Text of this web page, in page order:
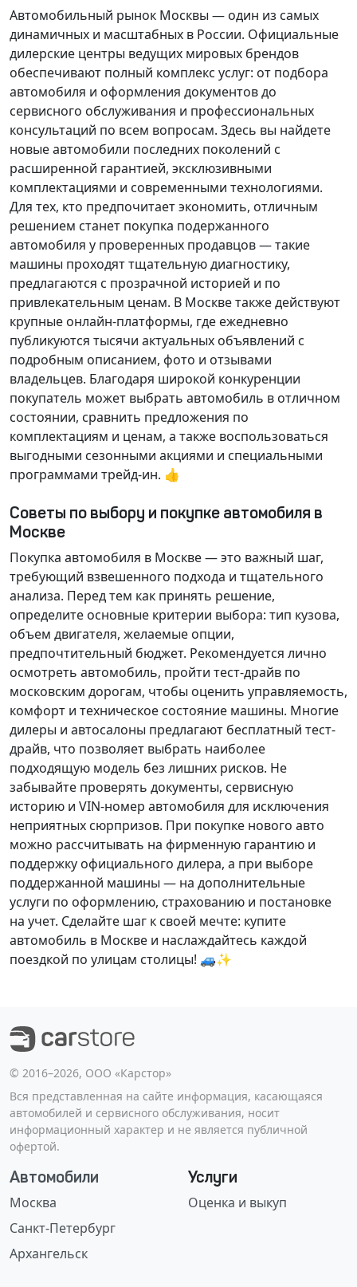
Автомобильный рынок Москвы — один из самых
динамичных и масштабных в России. Официальные
дилерские центры ведущих мировых брендов
обеспечивают полный комплекс услуг: от подбора
автомобиля и оформления документов до
сервисного обслуживания и профессиональных
консультаций по всем вопросам. Здесь вы найдете
новые автомобили последних поколений с
расширенной гарантией, эксклюзивными
комплектациями и современными технологиями.
Для тех, кто предпочитает экономить, отличным
решением станет покупка подержанного
автомобиля у проверенных продавцов — такие
машины проходят тщательную диагностику,
предлагаются с прозрачной историей и по
привлекательным ценам. В Москве также действуют
крупные онлайн-платформы, где ежедневно
публикуются тысячи актуальных объявлений с
подробным описанием, фото и отзывами
владельцев. Благодаря широкой конкуренции
покупатель может выбрать автомобиль в отличном
состоянии, сравнить предложения по
комплектациям и ценам, а также воспользоваться
выгодными сезонными акциями и специальными
программами трейд-ин. 👍
Советы по выбору и покупке автомобиля в
Москве
Покупка автомобиля в Москве — это важный шаг,
требующий взвешенного подхода и тщательного
анализа. Перед тем как принять решение,
определите основные критерии выбора: тип кузова,
объем двигателя, желаемые опции,
предпочтительный бюджет. Рекомендуется лично
осмотреть автомобиль, пройти тест-драйв по
московским дорогам, чтобы оценить управляемость,
комфорт и техническое состояние машины. Многие
дилеры и автосалоны предлагают бесплатный тест-
драйв, что позволяет выбрать наиболее
подходящую модель без лишних рисков. Не
забывайте проверять документы, сервисную
историю и VIN-номер автомобиля для исключения
неприятных сюрпризов. При покупке нового авто
можно рассчитывать на фирменную гарантию и
поддержку официального дилера, а при выборе
поддержанной машины — на дополнительные
услуги по оформлению, страхованию и постановке
на учет. Сделайте шаг к своей мечте: купите
автомобиль в Москве и наслаждайтесь каждой
поездкой по улицам столицы! 🚙✨
©️ 2016–2026, ООО «Карстор»
Вся представленная на сайте информация, касающаяся
автомобилей и сервисного обслуживания, носит
информационный характер и не является публичной
офертой.
Автомобили
Москва
Санкт-Петербург
Архангельск
Услуги
Оценка и выкуп